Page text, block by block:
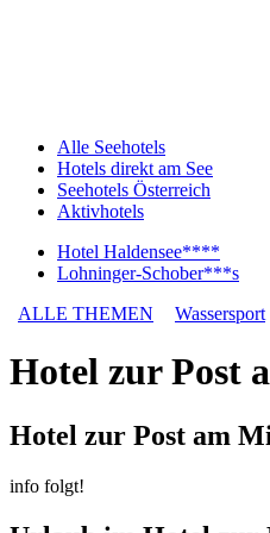
Alle Seehotels
Hotels direkt am See
Seehotels Österreich
Aktivhotels
Hotel Haldensee****
Lohninger-Schober***s
ALLE THEMEN
Wassersport
Hotel zur Post
Hotel zur Post am
info folgt!